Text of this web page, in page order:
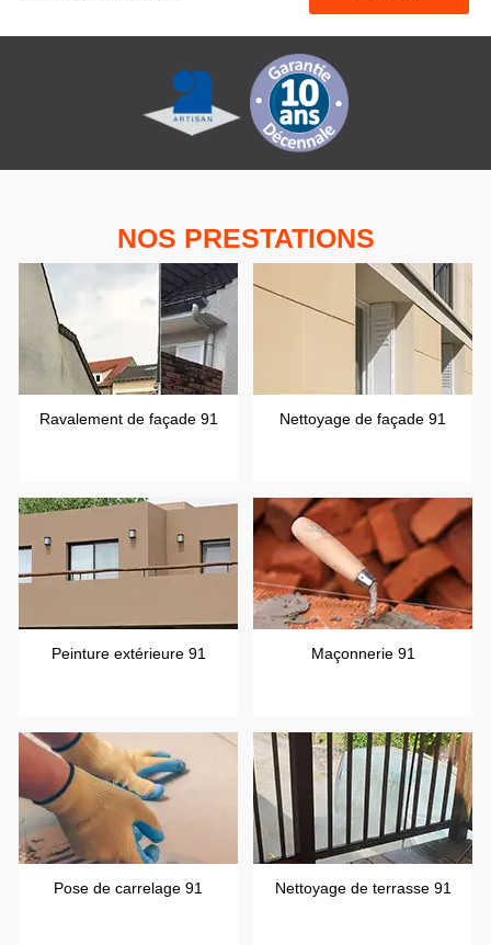
NOS PRESTATIONS
Ravalement de façade 91 Nettoyage de façade 91
Peinture extérieure 91 Maçonnerie 91
Pose de carrelage 91 Nettoyage de terrasse 91